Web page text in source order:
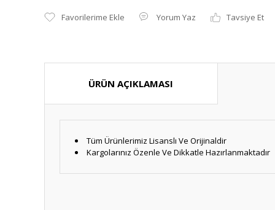
Yorum Yaz Tavsiye Et
ÜRÜN AÇIKLAMASI
Tüm Ürünlerimiz Lisanslı Ve Orijinaldir
Kargolarınız Özenle Ve Dikkatle Hazırlanmaktadır